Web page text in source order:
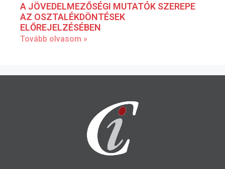
A JÖVEDELMEZŐSÉGI MUTATÓK SZEREPE
AZ OSZTALÉKDÖNTÉSEK
ELŐREJELZÉSÉBEN
Tovább olvasom »